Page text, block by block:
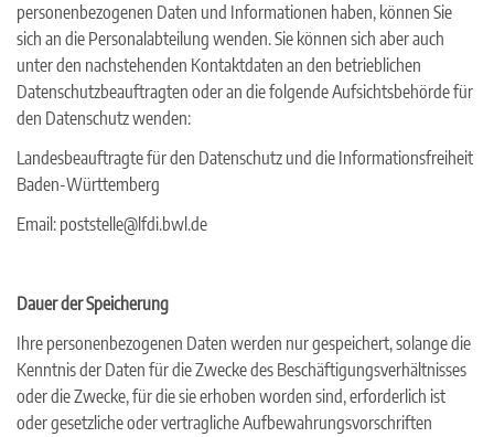
personenbezogenen Daten und Informationen haben, können Sie
sich an die Personalabteilung wenden. Sie können sich aber auch
unter den nachstehenden Kontaktdaten an den betrieblichen
Datenschutzbeauftragten oder an die folgende Aufsichtsbehörde für
den Datenschutz wenden:
Landesbeauftragte für den Datenschutz und die Informationsfreiheit
Baden-Württemberg
Email: poststelle@lfdi.bwl.de
Dauer der Speicherung
Ihre personenbezogenen Daten werden nur gespeichert, solange die
Kenntnis der Daten für die Zwecke des Beschäftigungsverhältnisses
oder die Zwecke, für die sie erhoben worden sind, erforderlich ist
oder gesetzliche oder vertragliche Aufbewahrungsvorschriften